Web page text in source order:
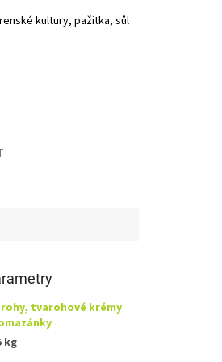
kultury, pažitka, sůl
tvarohové krémy
kg